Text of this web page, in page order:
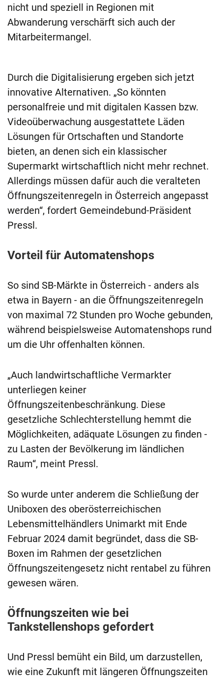
nicht und speziell in Regionen mit
Abwanderung verschärft sich auch der
Mitarbeitermangel.
Durch die Digitalisierung ergeben sich jetzt
innovative Alternativen. „So könnten
personalfreie und mit digitalen Kassen bzw.
Videoüberwachung ausgestattete Läden
Lösungen für Ortschaften und Standorte
bieten, an denen sich ein klassischer
Supermarkt wirtschaftlich nicht mehr rechnet.
Allerdings müssen dafür auch die veralteten
Öffnungszeitenregeln in Österreich angepasst
werden“, fordert Gemeindebund-Präsident
Pressl.
Vorteil für Automatenshops
So sind SB-Märkte in Österreich - anders als
etwa in Bayern - an die Öffnungszeitenregeln
von maximal 72 Stunden pro Woche gebunden,
während beispielsweise Automatenshops rund
um die Uhr offenhalten können.
„Auch landwirtschaftliche Vermarkter
unterliegen keiner
Öffnungszeitenbeschränkung. Diese
gesetzliche Schlechterstellung hemmt die
Möglichkeiten, adäquate Lösungen zu finden -
zu Lasten der Bevölkerung im ländlichen
Raum“, meint Pressl.
So wurde unter anderem die Schließung der
Uniboxen des oberösterreichischen
Lebensmittelhändlers Unimarkt mit Ende
Februar 2024 damit begründet, dass die SB-
Boxen im Rahmen der gesetzlichen
Öffnungszeitengesetz nicht rentabel zu führen
gewesen wären.
Öffnungszeiten wie bei
Tankstellenshops gefordert
Und Pressl bemüht ein Bild, um darzustellen,
wie eine Zukunft mit längeren Öffnungszeiten